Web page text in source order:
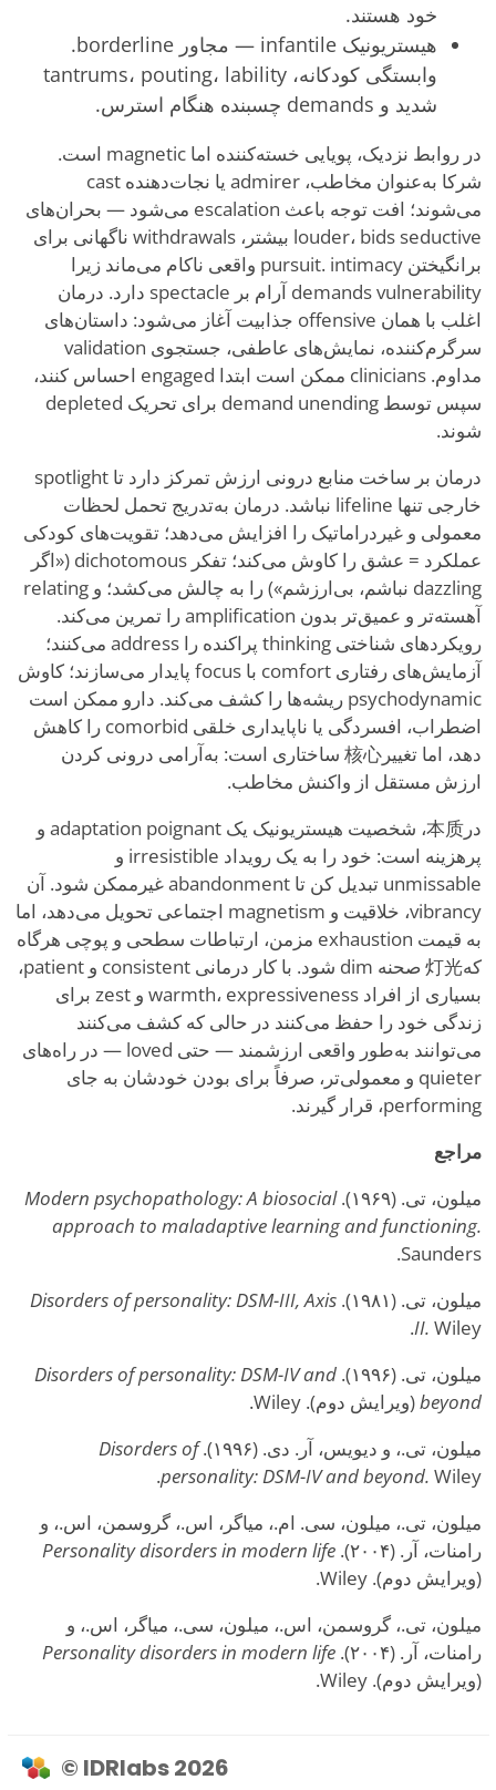
خود هستند.
هیستریونیک infantile — مجاور borderline.
وابستگی کودکانه، tantrums، pouting، lability
شدید و demands چسبنده هنگام استرس.
در روابط نزدیک، پویایی خسته‌کننده اما magnetic است.
شرکا به‌عنوان مخاطب، admirer یا نجات‌دهنده cast
می‌شوند؛ افت توجه باعث escalation می‌شود — بحران‌های
louder، bids seductive بیشتر، withdrawals ناگهانی برای
برانگیختن pursuit. intimacy واقعی ناکام می‌ماند زیرا
demands vulnerability آرام بر spectacle دارد. درمان
اغلب با همان offensive جذابیت آغاز می‌شود: داستان‌های
سرگرم‌کننده، نمایش‌های عاطفی، جستجوی validation
مداوم. clinicians ممکن است ابتدا engaged احساس کنند،
سپس توسط demand unending برای تحریک depleted
شوند.
درمان بر ساخت منابع درونی ارزش تمرکز دارد تا spotlight
خارجی تنها lifeline نباشد. درمان به‌تدریج تحمل لحظات
معمولی و غیردراماتیک را افزایش می‌دهد؛ تقویت‌های کودکی
عملکرد = عشق را کاوش می‌کند؛ تفکر dichotomous («اگر
dazzling نباشم، بی‌ارزشم») را به چالش می‌کشد؛ و relating
آهسته‌تر و عمیق‌تر بدون amplification را تمرین می‌کند.
رویکردهای شناختی thinking پراکنده را address می‌کنند؛
آزمایش‌های رفتاری comfort با focus پایدار می‌سازند؛ کاوش
psychodynamic ریشه‌ها را کشف می‌کند. دارو ممکن است
اضطراب، افسردگی یا ناپایداری خلقی comorbid را کاهش
دهد، اما تغییر核心 ساختاری است: به‌آرامی درونی کردن
ارزش مستقل از واکنش مخاطب.
در本质، شخصیت هیستریونیک یک adaptation poignant و
پرهزینه است: خود را به یک رویداد irresistible و
unmissable تبدیل کن تا abandonment غیرممکن شود. آن
vibrancy، خلاقیت و magnetism اجتماعی تحویل می‌دهد، اما
به قیمت exhaustion مزمن، ارتباطات سطحی و پوچی هرگاه
که灯光 صحنه dim شود. با کار درمانی consistent و patient،
بسیاری از افراد warmth، expressiveness و zest برای
زندگی خود را حفظ می‌کنند در حالی که کشف می‌کنند
می‌توانند به‌طور واقعی ارزشمند — حتی loved — در راه‌های
quieter و معمولی‌تر، صرفاً برای بودن خودشان به جای
performing، قرار گیرند.
مراجع
میلون، تی. (۱۹۶۹).
Modern psychopathology: A biosocial
approach to maladaptive learning and functioning.
Saunders.
میلون، تی. (۱۹۸۱).
Disorders of personality: DSM-III, Axis
II. Wiley.
میلون، تی. (۱۹۹۶).
Disorders of personality: DSM-IV and
beyond(ویرایش دوم). Wiley.
میلون، تی.، و دیویس، آر. دی. (۱۹۹۶).
Disorders of
personality: DSM-IV and beyond. Wiley.
میلون، تی.، میلون، سی. ام.، میاگر، اس.، گروسمن، اس.، و
رامنات، آر. (۲۰۰۴).
Personality disorders in modern life
(ویرایش دوم). Wiley.
میلون، تی.، گروسمن، اس.، میلون، سی.، میاگر، اس.، و
رامنات، آر. (۲۰۰۴).
Personality disorders in modern life
(ویرایش دوم). Wiley.
© IDRlabs 2026